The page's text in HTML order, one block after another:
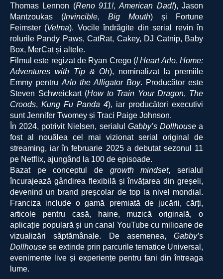
Thomas Lennon (Reno 911!,American Dad!), Jason
Mantzoukas (Invincible, Big Mouth) și Fortune
Feimster (Velma). Vocile îndrăgite din serial revin în
rolurile Pandy Paws, CatRat, Cakey, DJ Catnip, Baby
Box, MerCat și altele.
Filmul este regizat de Ryan Crego (I Heart Arlo,Home:
Adventures with Tip & Oh), nominalizat la premiile
Emmy pentru Arlo the Alligator Boy. Producător este
Steven Schweickart (How to Train Your Dragon, The
Croods, Kung Fu Panda 4), iar producători executivi
sunt Jennifer Twomey și Traci Paige Johnson.
În 2024, potrivit Nielsen, serialul Gabby’s Dollhousea
fost al nouălea cel mai vizionat serial original de
streaming, iar în februarie 2025 a debutat sezonul 11
pe Netflix, ajungând la 100 de episoade.
Bazat pe conceptul de growth mindset, serialul
încurajează gândirea flexibilă și învățarea din greșeli,
devenind un brand preșcolar de top la nivel mondial.
Franciza include o gamă premiată de jucării, cărți,
articole pentru casă, haine, muzică originală, o
aplicație populară și un canal YouTube cu milioane de
vizualizări săptămânale. De asemenea, Gabby’s
Dollhouse se extinde prin parcurile tematice Universal,
evenimente live și experiențe pentru fani din întreaga
lume.